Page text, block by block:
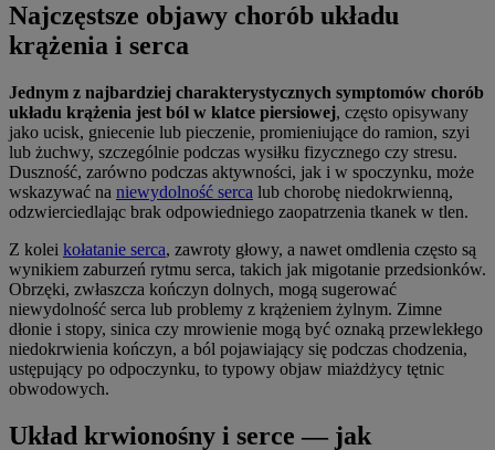
Najczęstsze objawy chorób układu
krążenia i serca
Jednym z najbardziej charakterystycznych symptomów chorób
układu krążenia jest ból w klatce piersiowej, często opisywany
jako ucisk, gniecenie lub pieczenie, promieniujące do ramion, szyi
lub żuchwy, szczególnie podczas wysiłku fizycznego czy stresu.
Duszność, zarówno podczas aktywności, jak i w spoczynku, może
wskazywać na niewydolność serca lub chorobę niedokrwienną,
odzwierciedlając brak odpowiedniego zaopatrzenia tkanek w tlen.
Z kolei kołatanie serca, zawroty głowy, a nawet omdlenia często są
wynikiem zaburzeń rytmu serca, takich jak migotanie przedsionków.
Obrzęki, zwłaszcza kończyn dolnych, mogą sugerować
niewydolność serca lub problemy z krążeniem żylnym. Zimne
dłonie i stopy, sinica czy mrowienie mogą być oznaką przewlekłego
niedokrwienia kończyn, a ból pojawiający się podczas chodzenia,
ustępujący po odpoczynku, to typowy objaw miażdżycy tętnic
obwodowych.
Układ krwionośny i serce — jak